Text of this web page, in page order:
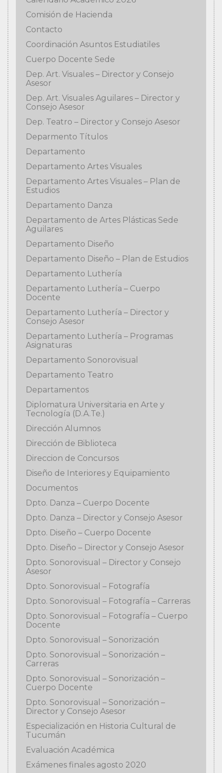
Comisión de Hacienda
Contacto
Coordinación Asuntos Estudiatiles
Cuerpo Docente Sede
Dep. Art. Visuales – Director y Consejo
Asesor
Dep. Art. Visuales Aguilares – Director y
Consejo Asesor
Dep. Teatro – Director y Consejo Asesor
Deparmento Títulos
Departamento
Departamento Artes Visuales
Departamento Artes Visuales – Plan de
Estudios
Departamento Danza
Departamento de Artes Plásticas Sede
Aguilares
Departamento Diseño
Departamento Diseño – Plan de Estudios
Departamento Luthería
Departamento Luthería – Cuerpo
Docente
Departamento Luthería – Director y
Consejo Asesor
Departamento Luthería – Programas
Asignaturas
Departamento Sonorovisual
Departamento Teatro
Departamentos
Diplomatura Universitaria en Arte y
Tecnología (D.A.Te.)
Dirección Alumnos
Dirección de Biblioteca
Direccion de Concursos
Diseño de Interiores y Equipamiento
Documentos
Dpto. Danza – Cuerpo Docente
Dpto. Danza – Director y Consejo Asesor
Dpto. Diseño – Cuerpo Docente
Dpto. Diseño – Director y Consejo Asesor
Dpto. Sonorovisual – Director y Consejo
Asesor
Dpto. Sonorovisual – Fotografía
Dpto. Sonorovisual – Fotografía – Carreras
Dpto. Sonorovisual – Fotografía – Cuerpo
Docente
Dpto. Sonorovisual – Sonorización
Dpto. Sonorovisual – Sonorización –
Carreras
Dpto. Sonorovisual – Sonorización –
Cuerpo Docente
Dpto. Sonorovisual – Sonorización –
Director y Consejo Asesor
Especialización en Historia Cultural de
Tucumán
Evaluación Académica
Exámenes finales agosto 2020